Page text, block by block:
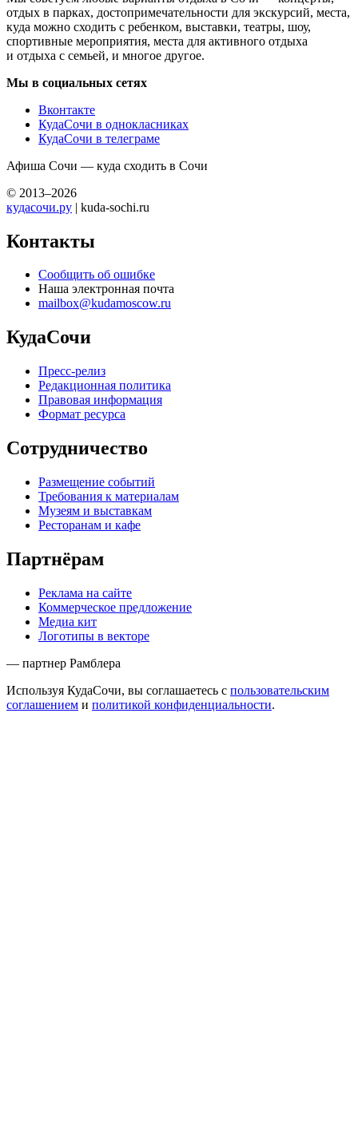
отдых в парках, достопримечательности для экскурсий, места,
куда можно сходить с ребенком, выставки, театры, шоу,
спортивные мероприятия, места для активного отдыха
и отдыха с семьей, и многое другое.
Мы в социальных сетях
Вконтакте
КудаСочи в однокласниках
КудаСочи в телеграме
Афиша Сочи — куда сходить в Сочи
© 2013–2026
кудасочи.ру | kuda-sochi.ru
Контакты
Сообщить об ошибке
Наша электронная почта
mailbox@kudamoscow.ru
КудаСочи
Пресс-релиз
Редакционная политика
Правовая информация
Формат ресурса
Сотрудничество
Размещение событий
Требования к материалам
Музеям и выставкам
Ресторанам и кафе
Партнёрам
Реклама на сайте
Коммерческое предложение
Медиа кит
Логотипы в векторе
— партнер Рамблера
Используя КудаСочи, вы соглашаетесь с пользовательским
соглашением и политикой конфиденциальности.